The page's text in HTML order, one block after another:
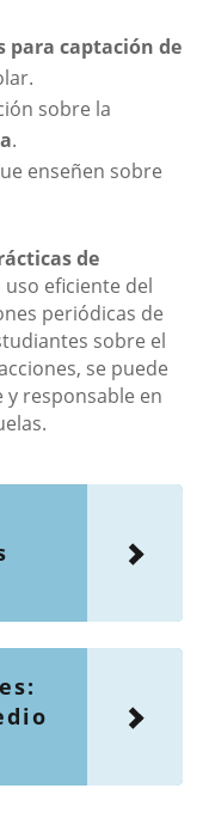
para captación de
sobre la
.
enseñen sobre
de
eficiente del
periódicas de
sobre el
se puede
responsable en